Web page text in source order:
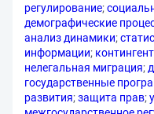
регулирование;
демографические
анализ динамики;
информации; контингент
нелегальная миграция;
государственные
развития;защита прав;